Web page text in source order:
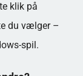
klik på
du vælger –
spil.